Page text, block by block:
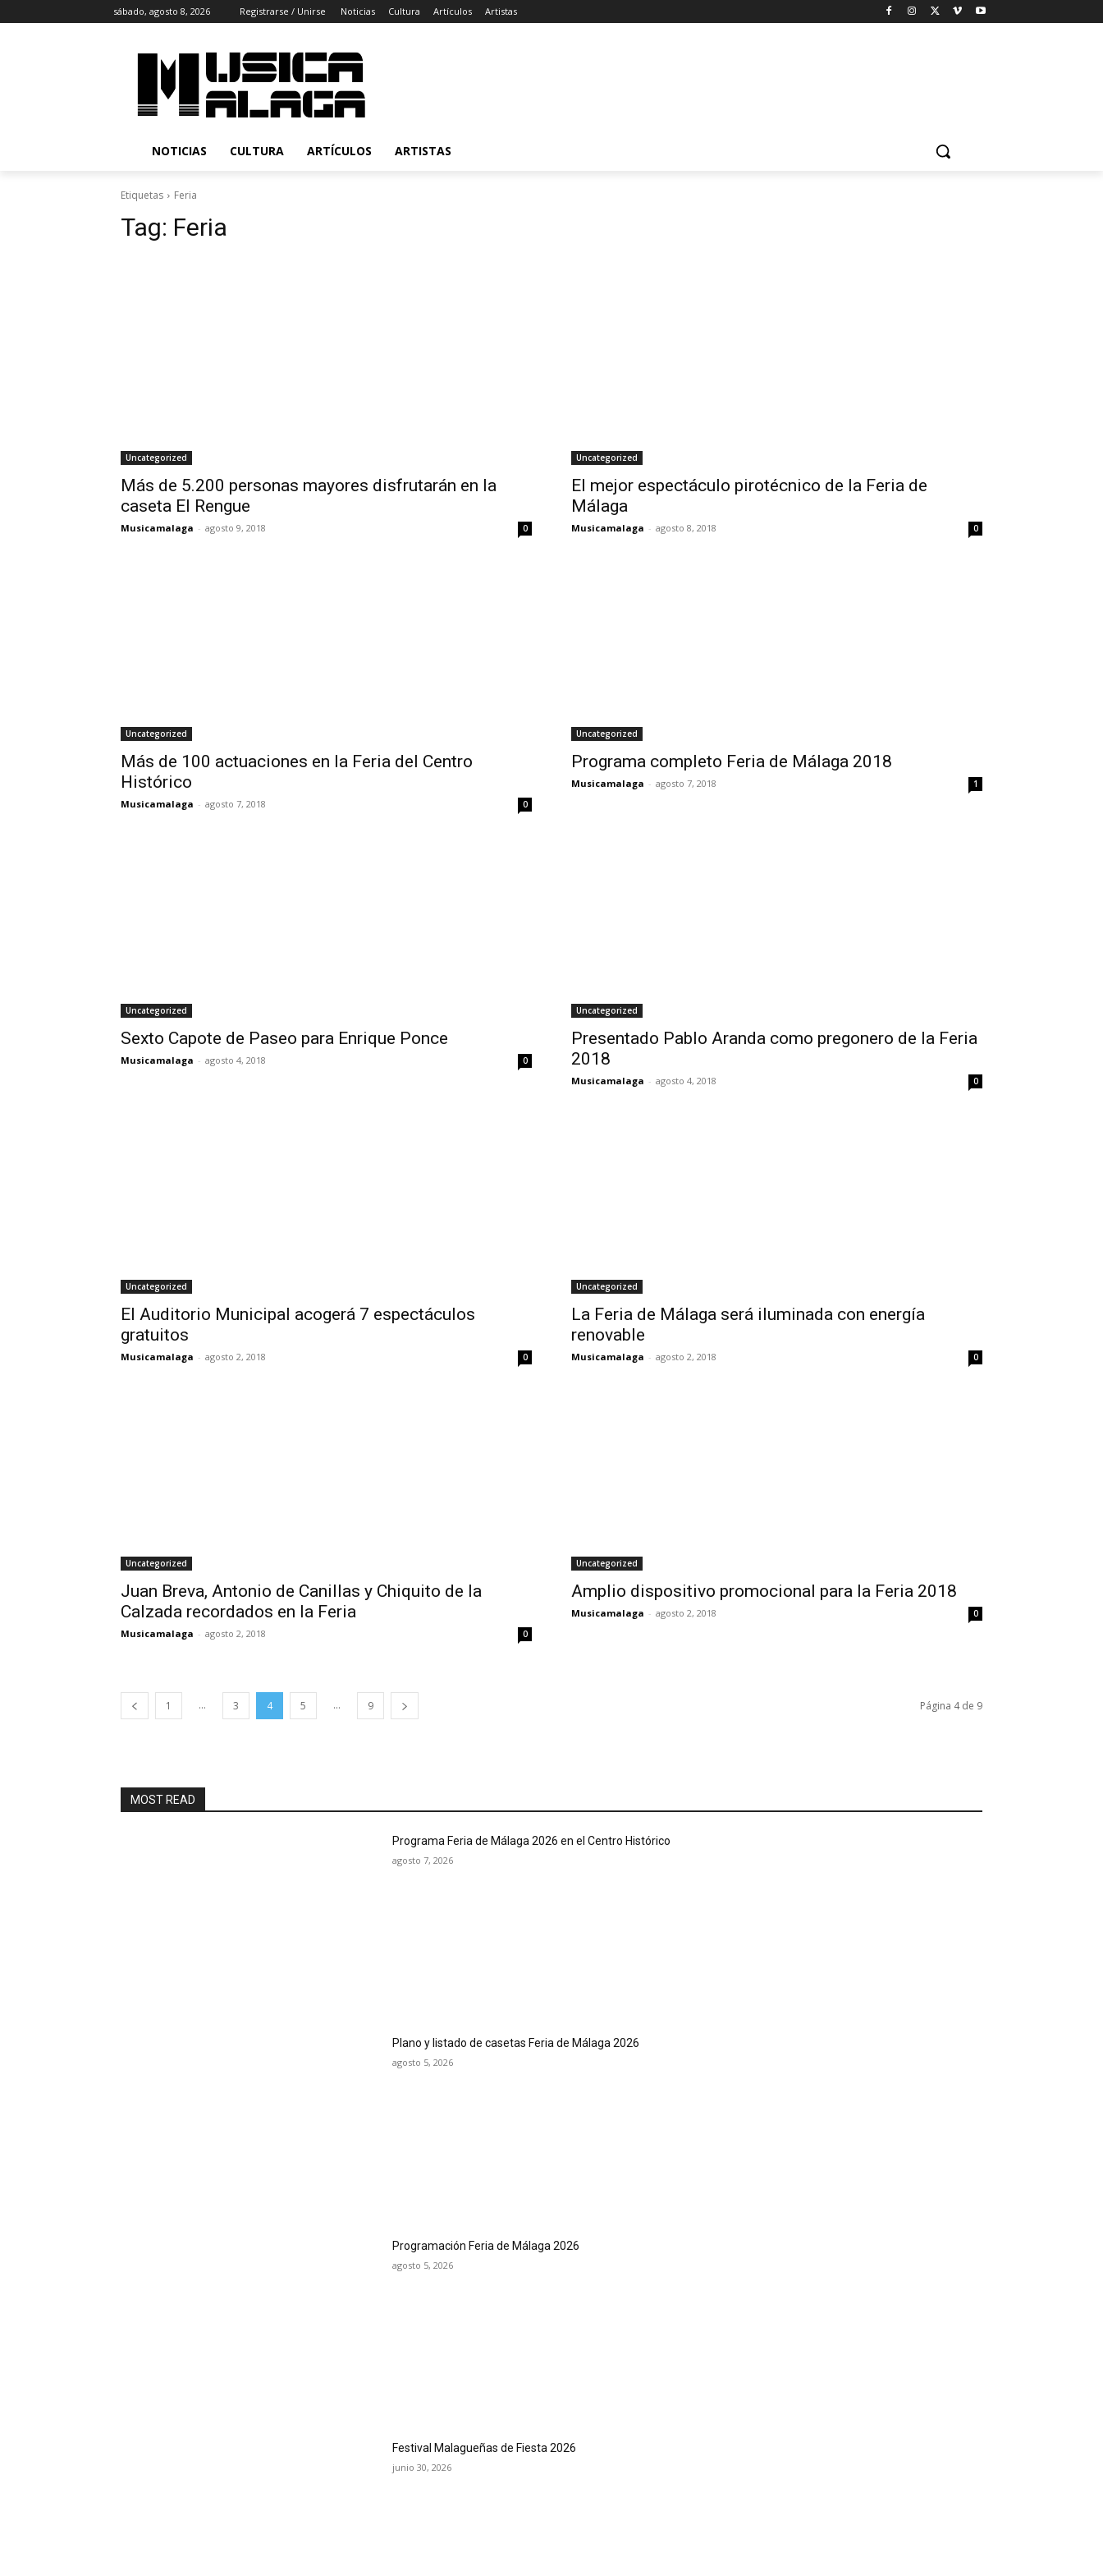
sábado, agosto 8, 2026 Registrarse / Unirse Noticias Cultura Artículos Artistas
NOTICIAS CULTURA ARTÍCULOS ARTISTAS
Etiquetas Feria
Tag: Feria
Uncategorized
Más de 5.200 personas mayores disfrutarán en la
caseta El Rengue
Musicamalaga - agosto 9, 2018 0
Uncategorized
El mejor espectáculo pirotécnico de la Feria de
Málaga
Musicamalaga - agosto 8, 2018 0
Uncategorized
Más de 100 actuaciones en la Feria del Centro
Histórico
Musicamalaga - agosto 7, 2018 0
Uncategorized
Programa completo Feria de Málaga 2018
Musicamalaga - agosto 7, 2018 1
Uncategorized
Sexto Capote de Paseo para Enrique Ponce
Musicamalaga - agosto 4, 2018 0
Uncategorized
Presentado Pablo Aranda como pregonero de la Feria
2018
Musicamalaga - agosto 4, 2018 0
Uncategorized
El Auditorio Municipal acogerá 7 espectáculos
gratuitos
Musicamalaga - agosto 2, 2018 0
Uncategorized
La Feria de Málaga será iluminada con energía
renovable
Musicamalaga - agosto 2, 2018 0
Uncategorized
Juan Breva, Antonio de Canillas y Chiquito de la
Calzada recordados en la Feria
Musicamalaga - agosto 2, 2018 0
Uncategorized
Amplio dispositivo promocional para la Feria 2018
Musicamalaga - agosto 2, 2018 0
1 ... 3 4 5 ... 9 Página 4 de 9
MOST READ
Programa Feria de Málaga 2026 en el Centro Histórico
agosto 7, 2026
Plano y listado de casetas Feria de Málaga 2026
agosto 5, 2026
Programación Feria de Málaga 2026
agosto 5, 2026
Festival Malagueñas de Fiesta 2026
junio 30, 2026